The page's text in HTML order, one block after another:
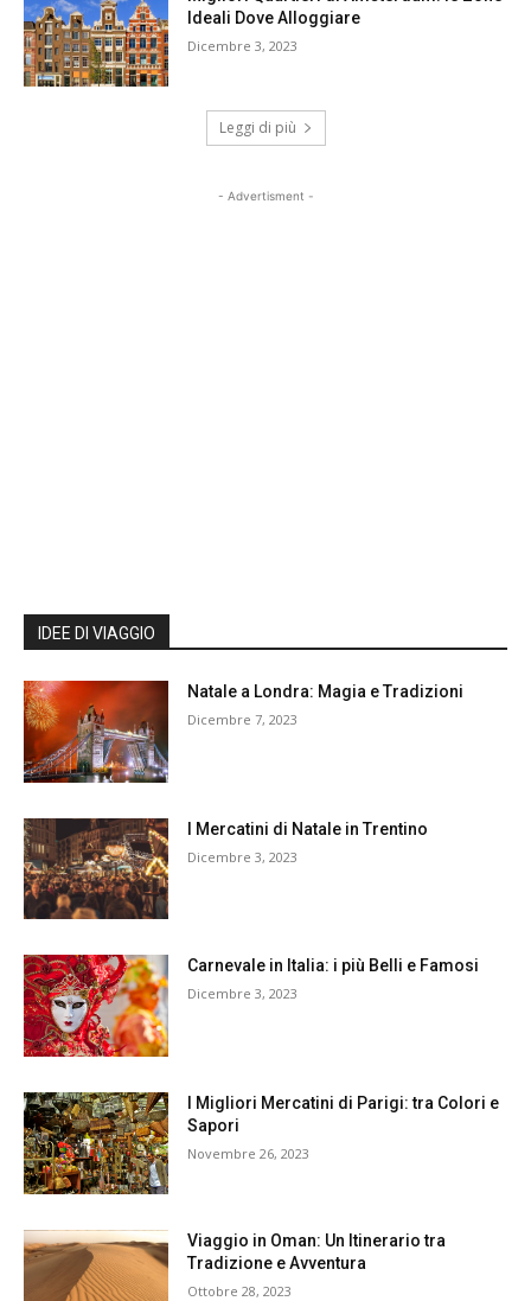
Ideali Dove Alloggiare
Dicembre 3, 2023
Leggi di più
- Advertisment -
IDEE DI VIAGGIO
Natale a Londra: Magia e Tradizioni
Dicembre 7, 2023
I Mercatini di Natale in Trentino
Dicembre 3, 2023
Carnevale in Italia: i più Belli e Famosi
Dicembre 3, 2023
I Migliori Mercatini di Parigi: tra Colori e
Sapori
Novembre 26, 2023
Viaggio in Oman: Un Itinerario tra
Tradizione e Avventura
Ottobre 28, 2023